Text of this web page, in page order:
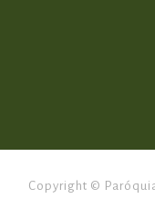
Copyright ©